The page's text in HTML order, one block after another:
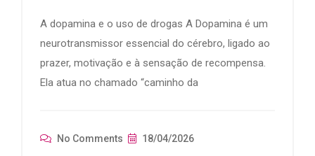
A dopamina e o uso de drogas A Dopamina é um
neurotransmissor essencial do cérebro, ligado ao
prazer, motivação e à sensação de recompensa.
Ela atua no chamado “caminho da
No Comments 18/04/2026